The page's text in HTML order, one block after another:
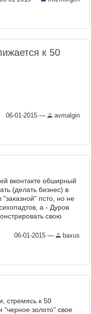
совершил стр ...
к 50
06-01-2015 — avmalgin
вконтакте обширный
(делать бизнес) в
псто, но не
а - Дуров
свою
06-01-2015 — baxus
стремясь к 50
золото" свое